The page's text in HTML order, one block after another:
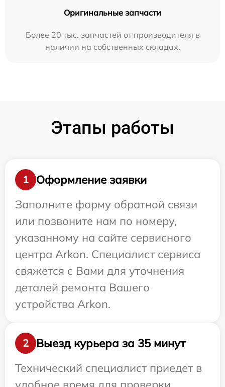
Оригинальные запчасти
Более 20 тыс. запчастей от производителя в
наличии на собственных складах.
Этапы работы
1
Оформление заявки
Заполните форму обратной связи
или позвоните нам по номеру,
указанному на сайте сервисного
центра Arkon. Специалист сервиса
свяжется с Вами для уточнения
деталей ремонта Вашего
устройства Arkon.
2
Выезд курьера за 35 минут
Технический специалист приедет в